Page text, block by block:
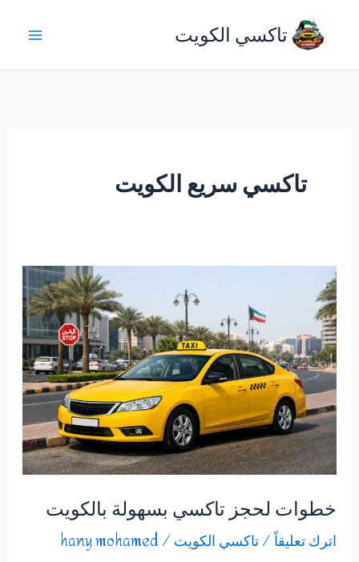
المحتوى
تاكسي الكويت
تاكسي سريع الكويت
خطوات لحجز تاكسي بسهولة بالكويت
اترك تعليقاً/تاكسي الكويت/
hany mohamed